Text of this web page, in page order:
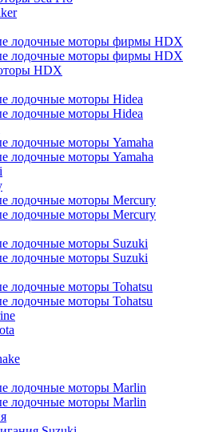
лодочные моторы фирмы HDX
лодочные моторы фирмы HDX
HDX
лодочные моторы Hidea
лодочные моторы Hidea
лодочные моторы Yamaha
лодочные моторы Yamaha
лодочные моторы Mercury
лодочные моторы Mercury
лодочные моторы Suzuki
лодочные моторы Suzuki
лодочные моторы Tohatsu
лодочные моторы Tohatsu
лодочные моторы Marlin
лодочные моторы Marlin